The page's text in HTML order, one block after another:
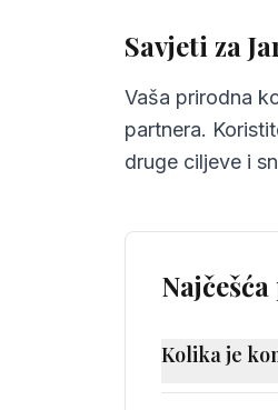
Savjeti za
Vaša prirodna
partnera.
druge ciljeve i
Kolika je